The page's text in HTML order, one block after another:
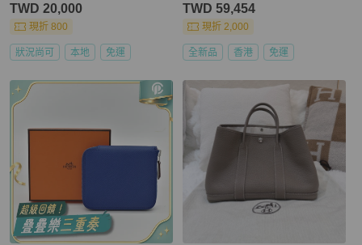
TWD 20,000
現折 800
狀況尚可 本地 免運
TWD 59,454
現折 2,000
全新品 香港 免運